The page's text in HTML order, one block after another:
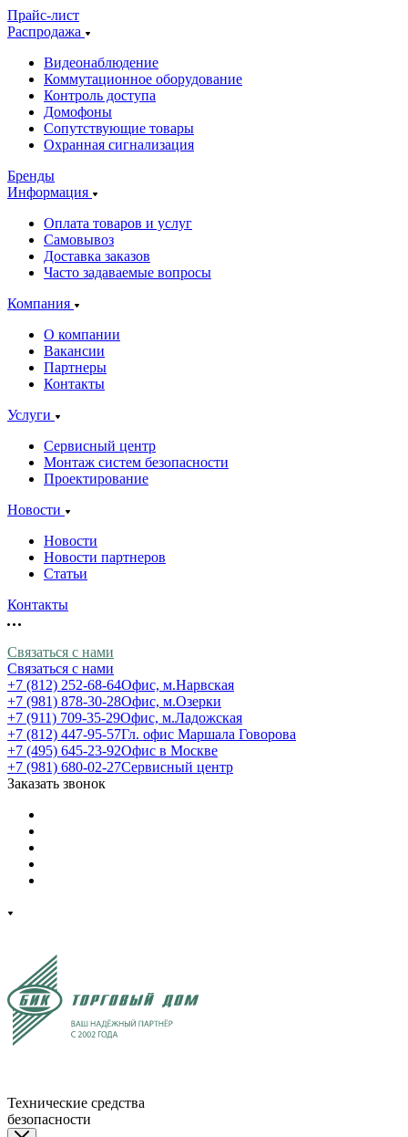
Прайс-лист
Распродажа
Видеонаблюдение
Коммутационное оборудование
Контроль доступа
Домофоны
Сопутствующие товары
Охранная сигнализация
Бренды
Информация
Оплата товаров и услуг
Самовывоз
Доставка заказов
Часто задаваемые вопросы
Компания
О компании
Вакансии
Партнеры
Контакты
Услуги
Сервисный центр
Монтаж систем безопасности
Проектирование
Новости
Новости
Новости партнеров
Статьи
Контакты
Связаться с нами
Связаться с нами
+7 (812) 252-68-64Офис, м.Нарвская
+7 (981) 878-30-28Офис, м.Озерки
+7 (911) 709-35-29Офис, м.Ладожская
+7 (812) 447-95-57Гл. офис Маршала Говорова
+7 (495) 645-23-92Офис в Москве
+7 (981) 680-02-27Сервисный центр
Заказать звонок
Технические средства
безопасности